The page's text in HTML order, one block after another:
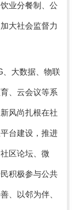
业分餐制、公
大社会监督力
、大数据、物联
、云会议等系
风尚扎根在社
台建设，推进
区论坛、微
积极参与公共
、以邻为伴、